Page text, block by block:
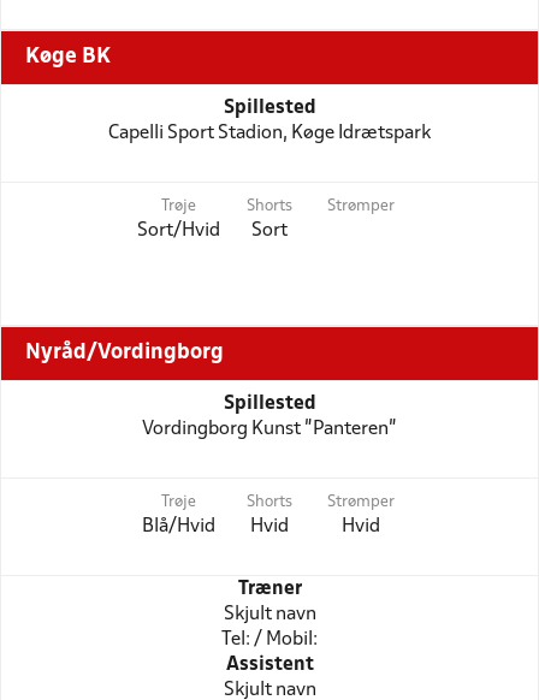
Køge BK
Spillested
Capelli Sport Stadion, Køge Idrætspark
Trøje
Sort/Hvid
Shorts
Sort
Strømper
Nyråd/Vordingborg
Spillested
Vordingborg Kunst "Panteren"
Trøje
Blå/Hvid
Shorts
Hvid
Strømper
Hvid
Træner
Skjult navn
Tel: / Mobil:
Assistent
Skjult navn